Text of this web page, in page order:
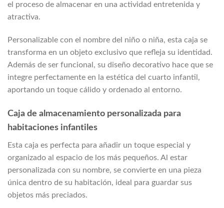
el proceso de almacenar en una actividad entretenida y
atractiva.
Personalizable con el nombre del niño o niña, esta caja se
transforma en un objeto exclusivo que refleja su identidad.
Además de ser funcional, su diseño decorativo hace que se
integre perfectamente en la estética del cuarto infantil,
aportando un toque cálido y ordenado al entorno.
Caja de almacenamiento personalizada para
habitaciones infantiles
Esta caja es perfecta para añadir un toque especial y
organizado al espacio de los más pequeños. Al estar
personalizada con su nombre, se convierte en una pieza
única dentro de su habitación, ideal para guardar sus
objetos más preciados.